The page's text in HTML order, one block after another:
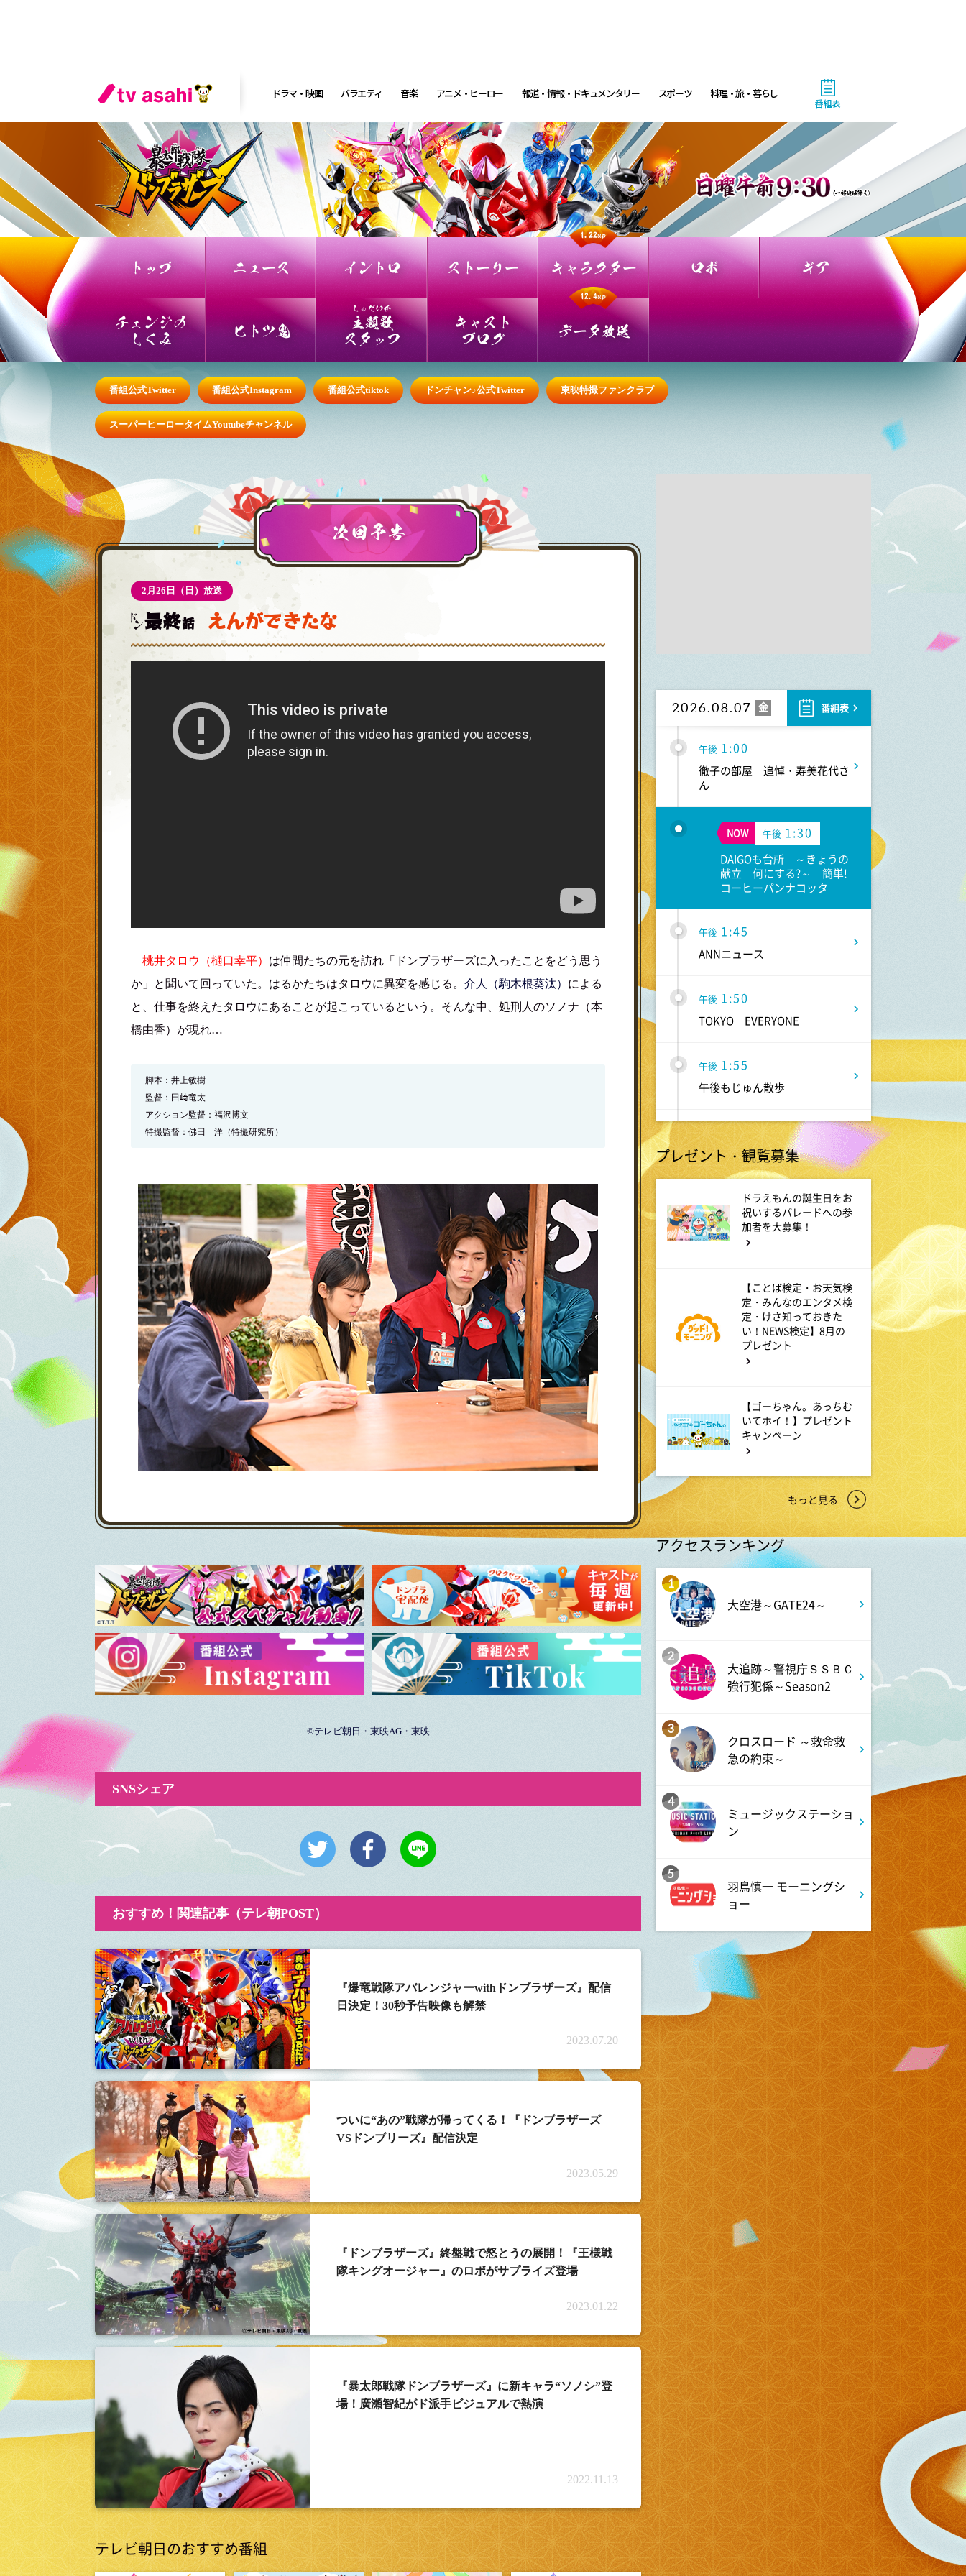
ドラマ・映画 バラエティ 音楽 アニメ・ヒーロー 報道・情報・ドキュメンタリー スポーツ 料理・旅・暮らし
番組表
トップ ニュース イントロ ストーリー キャラクター
1.22up
ロボ ギア
チェンジの
しくみ
ヒトツ鬼
主題歌
スタッフ
しゅだいか
キャスト
ブログ
データ放送
12.4up
番組公式Twitter 番組公式Instagram 番組公式tiktok ドンチャン♪公式Twitter 東映特撮ファンクラブ
スーパーヒーロータイムYoutubeチャンネル
次回予告
2月26日（日）放送
最終 えんができたな
桃井タロウ（樋口幸平） は仲間たちの元を訪れ「ドンブラザーズに入ったことをどう思う
か」と聞いて回っていた。はるかたちはタロウに異変を感じる。 介人（駒木根葵汰） による
と、仕事を終えたタロウにあることが起こっているという。そんな中、処刑人のソノナ（本
橋由香） が現れ…
脚本：井上敏樹
監督：田﨑竜太
アクション監督：福沢博文
特撮監督：佛田 洋（特撮研究所）
©テレビ朝日・東映AG・東映
SNSシェア
おすすめ！関連記事（テレ朝POST）
『爆竜戦隊アバレンジャーwithドンブラザーズ』配信
日決定！30秒予告映像も解禁
2023.07.20
ついに“あの”戦隊が帰ってくる！『ドンブラザーズ
VSドンブリーズ』配信決定
2023.05.29
『ドンブラザーズ』終盤戦で怒とうの展開！『王様戦
隊キングオージャー』のロボがサプライズ登場
2023.01.22
『暴太郎戦隊ドンブラザーズ』に新キャラ“ソノシ”登
場！廣瀬智紀がド派手ビジュアルで熱演
2022.11.13
テレビ朝日のおすすめ番組
2026.08.07 金 番組表
4:55
大下容子ワイド!スクランブル
午後 1:00
徹子の部屋 追悼・寿美花代さ
ん
NOW 午後 1:30
DAIGOも台所 ～きょうの
献立 何にする?～ 簡単!
コーヒーパンナコッタ
午後 1:45
ANNニュース
午後 1:50
TOKYO EVERYONE
午後 1:55
午後もじゅん散歩
午後 2:53
科捜研の女12 #3
3:50
相棒16 #11
スーパーJチャンネル 井澤健
太朗と森山みなみが<ニュース
のハテナ>を深掘り
6:50
旅 【“東京&横浜"2大都市の地
下街グルメを巡る!】
8:00
マツコ&有吉 かりそめ天国
M-1王者たくろうの滋賀の魅力
プレゼンツアー
よる 8:54
よる
10周年あいみょん、TMR、
HY…名曲続々!ATEEZがヒット
曲
よる
報道ステーション
熱闘甲子園 涙は、強さにな
る。
11:40
気づきの扉
よる 11:45
名探偵のままでいて #4
深夜 0:45
キッチンカー大作戦!
深夜 1:15
バズマンTV
深夜 1:45
ラブ!!Jリーグ
深夜 2:00
M:ZINE
深夜 2:20
テレ朝サマフェスナビ
深夜 2:22
全力!アオハル応援団
深夜 2:52
新日ちゃんぴおん! 天山広吉
クリニックでお悩み解決!
深夜 3:17
イベレコ
深夜 3:30
プレゼント・観覧募集
ドラえもんの誕生日をお
祝いするパレードへの参
加者を大募集！
【ことば検定・お天気検
定・みんなのエンタメ検
定・けさ知っておきた
い！NEWS検定】8月の
プレゼント
【ゴーちゃん。あっちむ
いてホイ！】プレゼント
キャンペーン
もっと見る
アクセスランキング
1
大空港～GATE24～
2
大追跡～警視庁ＳＳＢＣ
強行犯係～Season2
3
クロスロード ～救命救
急の約束～
4
ミュージックステーショ
ン
5
羽鳥慎一 モーニングシ
ョー